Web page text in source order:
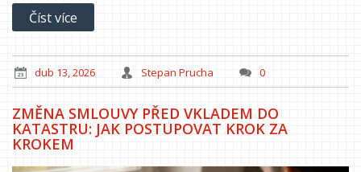
Číst více
dub 13, 2026 Stepan Prucha 0
ZMĚNA SMLOUVY PŘED VKLADEM DO
KATASTRU: JAK POSTUPOVAT KROK ZA
KROKEM